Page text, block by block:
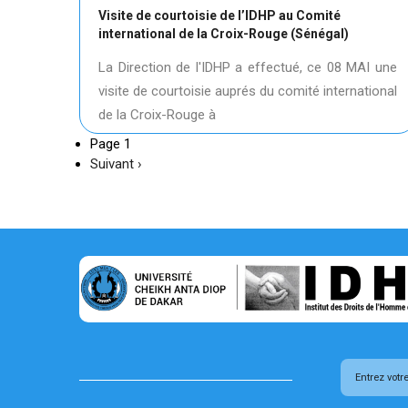
Visite de courtoisie de l’IDHP au Comité
international de la Croix-Rouge (Sénégal)
La Direction de l'IDHP a effectué, ce 08 MAI une
visite de courtoisie auprés du comité international
de la Croix-Rouge à
Page 1
Page
Suivant ›